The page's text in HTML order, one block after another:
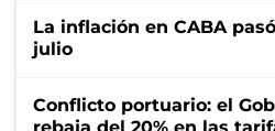
La inflación en CABA pasó
julio
Conflicto portuario: el